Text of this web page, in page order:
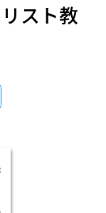
スト教